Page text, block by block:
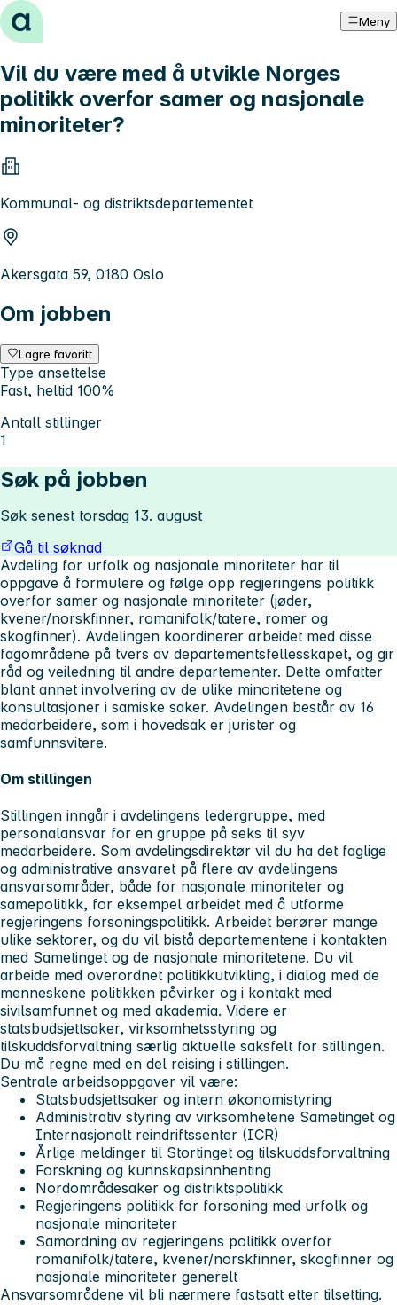
Hopp til innhold Meny
Vil du være med å utvikle Norges
politikk overfor samer og nasjonale
minoriteter?
Kommunal- og distriktsdepartementet
Akersgata 59, 0180 Oslo
Om jobben
Lagre favoritt
Type ansettelse
Fast, heltid 100%
Antall stillinger
1
Søk på jobben
Søk senest torsdag 13. august
Gå til søknad
Avdeling for urfolk og nasjonale minoriteter har til
oppgave å formulere og følge opp regjeringens politikk
overfor samer og nasjonale minoriteter (jøder,
kvener/norskfinner, romanifolk/tatere, romer og
skogfinner). Avdelingen koordinerer arbeidet med disse
fagområdene på tvers av departementsfellesskapet, og gir
råd og veiledning til andre departementer. Dette omfatter
blant annet involvering av de ulike minoritetene og
konsultasjoner i samiske saker. Avdelingen består av 16
medarbeidere, som i hovedsak er jurister og
samfunnsvitere.
Om stillingen
Stillingen inngår i avdelingens ledergruppe, med
personalansvar for en gruppe på seks til syv
medarbeidere. Som avdelingsdirektør vil du ha det faglige
og administrative ansvaret på flere av avdelingens
ansvarsområder, både for nasjonale minoriteter og
samepolitikk, for eksempel arbeidet med å utforme
regjeringens forsoningspolitikk. Arbeidet berører mange
ulike sektorer, og du vil bistå departementene i kontakten
med Sametinget og de nasjonale minoritetene. Du vil
arbeide med overordnet politikkutvikling, i dialog med de
menneskene politikken påvirker og i kontakt med
sivilsamfunnet og med akademia. Videre er
statsbudsjettsaker, virksomhetsstyring og
tilskuddsforvaltning særlig aktuelle saksfelt for stillingen.
Du må regne med en del reising i stillingen.
Sentrale arbeidsoppgaver vil være:
Statsbudsjettsaker og intern økonomistyring
Administrativ styring av virksomhetene Sametinget og
Internasjonalt reindriftssenter (ICR)
Årlige meldinger til Stortinget og tilskuddsforvaltning
Forskning og kunnskapsinnhenting
Nordområdesaker og distriktspolitikk
Regjeringens politikk for forsoning med urfolk og
nasjonale minoriteter
Samordning av regjeringens politikk overfor
romanifolk/tatere, kvener/norskfinner, skogfinner og
nasjonale minoriteter generelt
Ansvarsområdene vil bli nærmere fastsatt etter tilsetting.